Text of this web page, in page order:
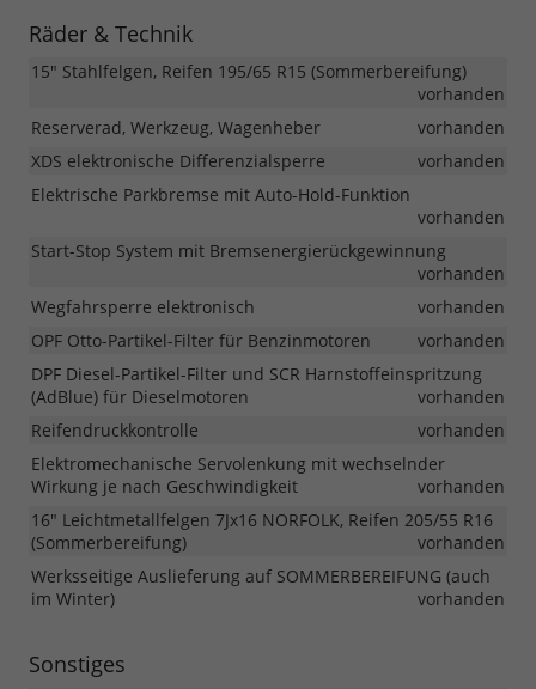
Räder & Technik
15" Stahlfelgen, Reifen 195/65 R15 (Sommerbereifung)
vorhanden
Reserverad, Werkzeug, Wagenheber
vorhanden
XDS elektronische Differenzialsperre
vorhanden
Elektrische Parkbremse mit Auto-Hold-Funktion
vorhanden
Start-Stop System mit Bremsenergierückgewinnung
vorhanden
Wegfahrsperre elektronisch
vorhanden
OPF Otto-Partikel-Filter für Benzinmotoren
vorhanden
DPF Diesel-Partikel-Filter und SCR Harnstoffeinspritzung
(AdBlue) für Dieselmotoren
vorhanden
Reifendruckkontrolle
vorhanden
Elektromechanische Servolenkung mit wechselnder
Wirkung je nach Geschwindigkeit
vorhanden
16" Leichtmetallfelgen 7Jx16 NORFOLK, Reifen 205/55 R16
(Sommerbereifung)
vorhanden
Werksseitige Auslieferung auf SOMMERBEREIFUNG (auch
im Winter)
vorhanden
Sonstiges